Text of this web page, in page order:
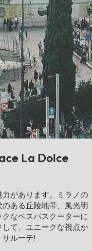
La Dolce
があります。ミラノの
ある丘陵地帯、風光明
なベスパスクーターに
て、ユニークな視点か
ルーテ!